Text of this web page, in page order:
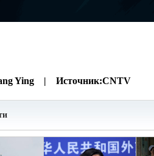
Ying | Источник:CNTV